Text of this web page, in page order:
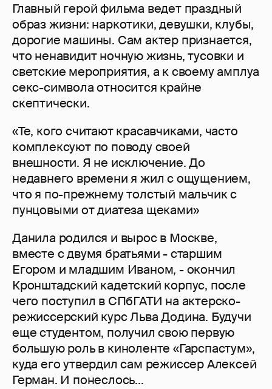
Главный герой фильма ведет праздный
образ жизни: наркотики, девушки, клубы,
дорогие машины. Сам актер признается,
что ненавидит ночную жизнь, тусовки и
светские мероприятия, а к своему амплуа
секс-символа относится крайне
скептически.
«Те, кого считают красавчиками, часто
комплексуют по поводу своей
внешности. Я не исключение. До
недавнего времени я жил с ощущением,
что я по-прежнему толстый мальчик с
пунцовыми от диатеза щеками»
Данила родился и вырос в Москве,
вместе с двумя братьями - старшим
Егором и младшим Иваном, - окончил
Кронштадский кадетский корпус, после
чего поступил в СПбГАТИ на актерско-
режиссерский курс Льва Додина. Будучи
еще студентом, получил свою первую
большую роль в киноленте «Гарспастум»,
куда его утвердил сам режиссер Алексей
Герман. И понеслось...